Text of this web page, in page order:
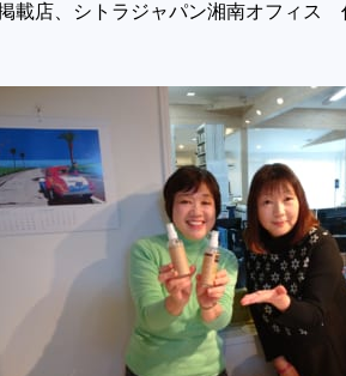
載店、シトラジャパン湘南オフィス